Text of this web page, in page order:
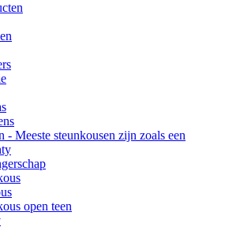
- Meeste steunkousen zijn zoals een
open teen